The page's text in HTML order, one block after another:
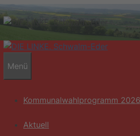
Menü
Kommunalwahlprogramm 2026
Aktuell